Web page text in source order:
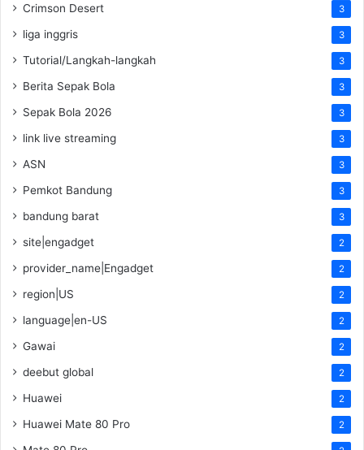
Crimson Desert 3
liga inggris 3
Tutorial/Langkah-langkah 3
Berita Sepak Bola 3
Sepak Bola 2026 3
link live streaming 3
ASN 3
Pemkot Bandung 3
bandung barat 3
site|engadget 2
provider_name|Engadget 2
region|US 2
language|en-US 2
Gawai 2
deebut global 2
Huawei 2
Huawei Mate 80 Pro 2